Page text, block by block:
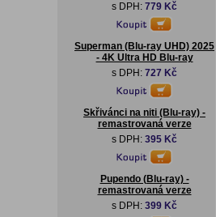
s DPH: 779 Kč
Superman (Blu-ray UHD) 2025
- 4K Ultra HD Blu-ray
s DPH: 727 Kč
Skřivánci na niti (Blu-ray) -
remastrovaná verze
s DPH: 395 Kč
Pupendo (Blu-ray) -
remastrovaná verze
s DPH: 399 Kč